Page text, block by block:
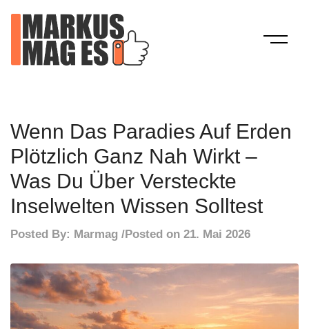
content
Wenn Das Paradies Auf Erden
Plötzlich Ganz Nah Wirkt –
Was Du Über Versteckte
Inselwelten Wissen Solltest
Posted By: Marmag Posted on 21. Mai 2026